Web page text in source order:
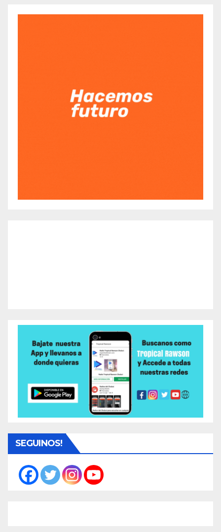
SEGUINOS!